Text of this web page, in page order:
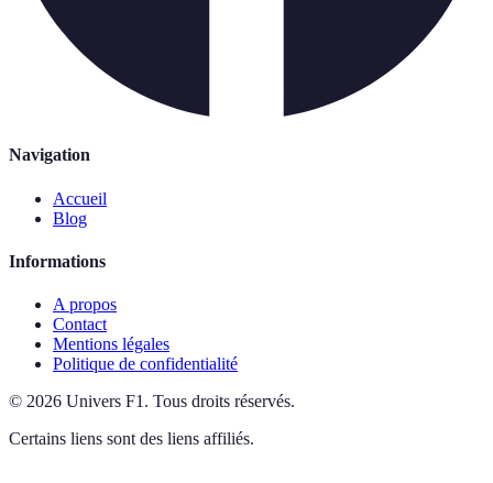
Navigation
Accueil
Blog
Informations
A propos
Contact
Mentions légales
Politique de confidentialité
© 2026 Univers F1 . Tous droits réservés.
Certains liens sont des liens affiliés.